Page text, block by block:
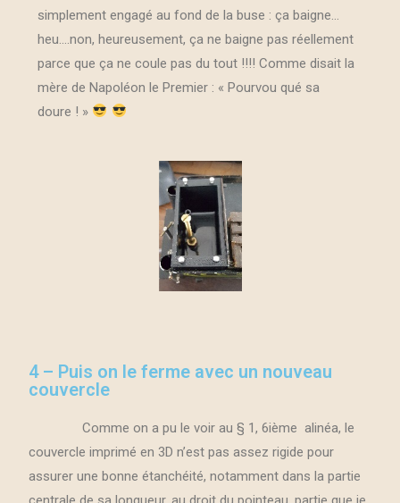
simplement engagé au fond de la buse : ça baigne…
heu….non, heureusement, ça ne baigne pas réellement
parce que ça ne coule pas du tout !!!! Comme disait la
mère de Napoléon le Premier : « Pourvou qué sa
doure ! »
4 – Puis on le ferme avec un nouveau
couvercle
Comme on a pu le voir au § 1, 6ième alinéa, le
couvercle imprimé en 3D n’est pas assez rigide pour
assurer une bonne étanchéité, notamment dans la partie